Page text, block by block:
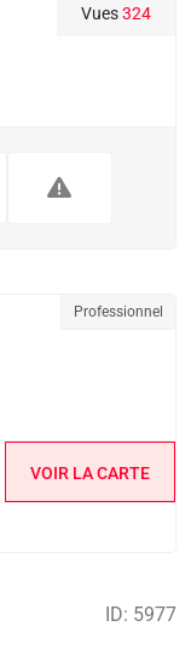
Vues324
Professionnel
VOIR LA CARTE
ID: 5977